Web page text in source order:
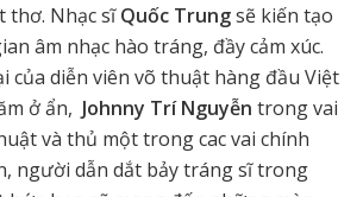
thơ. Nhạc sĩQuốc Trungsẽ kiến tạo
âm nhạc hào tráng, đầy cảm xúc.
của diễn viên võ thuật hàng đầu Việt
ở ẩn, Johnny Trí Nguyễn trong vai
và thủ một trong cac vai chính
người dẫn dắt bảy tráng sĩ trong